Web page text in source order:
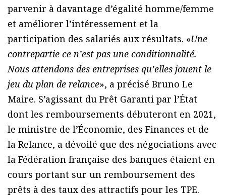
parvenir à davantage d’égalité homme/femme
et améliorer l’intéressement et la
participation des salariés aux résultats. «Une
contrepartie ce n’est pas une conditionnalité.
Nous attendons des entreprises qu’elles jouent le
jeu du plan de relance», a précisé Bruno Le
Maire. S’agissant du Prêt Garanti par l’État
dont les remboursements débuteront en 2021,
le ministre de l’Économie, des Finances et de
la Relance, a dévoilé que des négociations avec
la Fédération française des banques étaient en
cours portant sur un remboursement des
prêts à des taux des attractifs pour les TPE.